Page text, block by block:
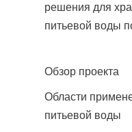
решения для
питьевой воды
Обзор проекта
Области
питьевой воды